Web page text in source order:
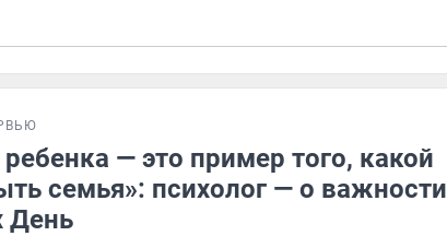
— это пример того, какой
семья»: психолог — о важности
День